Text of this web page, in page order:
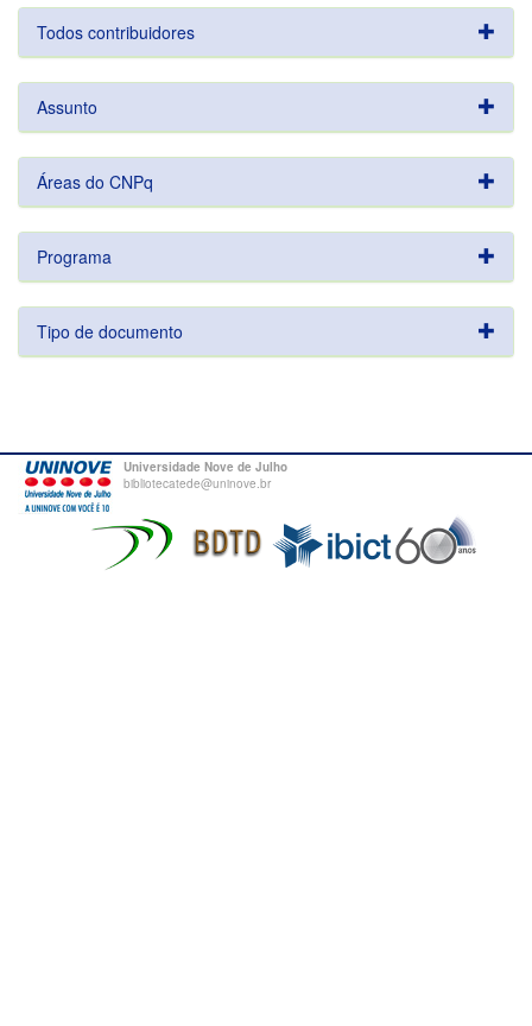
Todos contribuidores
Assunto
Áreas do CNPq
Programa
Tipo de documento
Universidade Nove de Julho
bibliotecatede@uninove.br